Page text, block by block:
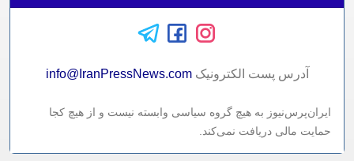
آدرس پست الکترونيکinfo@IranPressNews.com
ایران‌پرس‌نیوز به هیچ گروه سیاسی وابسته نیست و از هیچ کجا
حمایت مالی دریافت نمی‌کند.